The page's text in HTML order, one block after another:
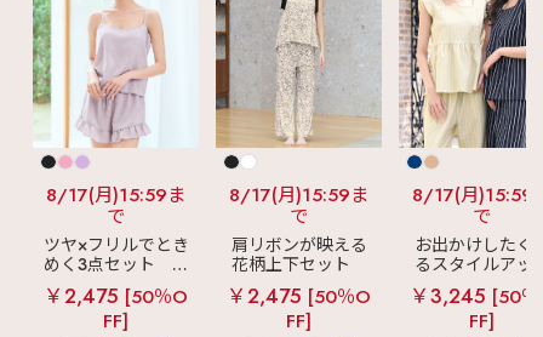
8/17(月)15:59ま
で
ツヤ×フリルでとき
めく3点セット
シ
ルキー ショートパ
ンツ 3点セット
￥2,475 [50％O
FF]
8/17(月)15:59ま
で
肩リボンが映える
花柄上下セット
メニーフラワー ロ
ングパンツ 上下セ
ット
￥2,475 [50％O
FF]
8/17(月)15:59
で
お出かけしたく
るスタイルアッ
見え
ストライ
フリル ロングパ
ツ 綿混 上下セ
￥3,245 [50
FF]